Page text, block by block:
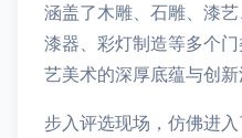
涵盖了木雕、石雕、漆
漆器、彩灯制造等多个
艺美术的深厚底蕴与创新
步入评选现场，仿佛进